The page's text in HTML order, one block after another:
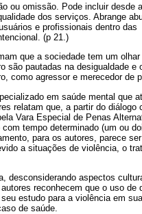
ou omissão. Pode incluir desde a
dos serviços. Abrange
e profissionais dentro das
(p 21.)
que a sociedade tem um
são pautadas na desigualdade e
como agressor e merecedor de
em saúde mental que
relatam que, a partir do diálogo
Vara Especial de Penas
tempo determinado (um ou
para os autores, parece
a situações de violência, o
desconsiderando aspectos
reconhecem que o uso de
estudo para a violência em
de saúde.